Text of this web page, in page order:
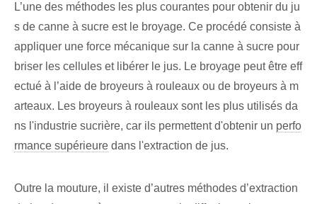
L’une des méthodes les plus courantes pour obtenir du ju
s de canne à sucre est le broyage. Ce procédé consiste à
appliquer une force mécanique sur la canne à sucre pour
briser les cellules et libérer le jus. Le broyage peut être eff
ectué à l’aide de broyeurs à rouleaux ou de broyeurs à m
arteaux. Les broyeurs à rouleaux sont les plus utilisés da
ns l'industrie sucrière, car ils permettent d'obtenir un perfo
rmance supérieure dans l'extraction de jus.
Outre la mouture, il existe d’autres méthodes d’extraction